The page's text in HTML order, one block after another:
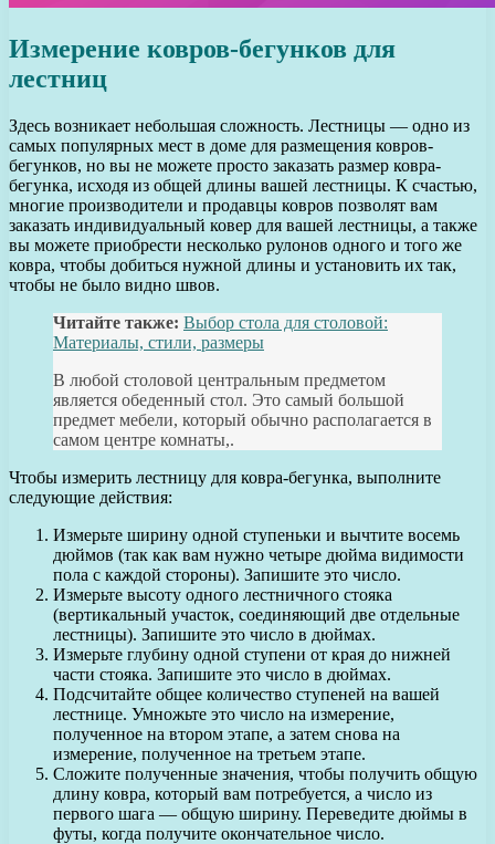
Измерение ковров-бегунков для
лестниц
Здесь возникает небольшая сложность. Лестницы — одно из
самых популярных мест в доме для размещения ковров-
бегунков, но вы не можете просто заказать размер ковра-
бегунка, исходя из общей длины вашей лестницы. К счастью,
многие производители и продавцы ковров позволят вам
заказать индивидуальный ковер для вашей лестницы, а также
вы можете приобрести несколько рулонов одного и того же
ковра, чтобы добиться нужной длины и установить их так,
чтобы не было видно швов.
Читайте также: Выбор стола для столовой:
Материалы, стили, размеры
В любой столовой центральным предметом
является обеденный стол. Это самый большой
предмет мебели, который обычно располагается в
самом центре комнаты,.
Чтобы измерить лестницу для ковра-бегунка, выполните
следующие действия:
Измерьте ширину одной ступеньки и вычтите восемь
дюймов (так как вам нужно четыре дюйма видимости
пола с каждой стороны). Запишите это число.
Измерьте высоту одного лестничного стояка
(вертикальный участок, соединяющий две отдельные
лестницы). Запишите это число в дюймах.
Измерьте глубину одной ступени от края до нижней
части стояка. Запишите это число в дюймах.
Подсчитайте общее количество ступеней на вашей
лестнице. Умножьте это число на измерение,
полученное на втором этапе, а затем снова на
измерение, полученное на третьем этапе.
Сложите полученные значения, чтобы получить общую
длину ковра, который вам потребуется, а число из
первого шага — общую ширину. Переведите дюймы в
футы, когда получите окончательное число.